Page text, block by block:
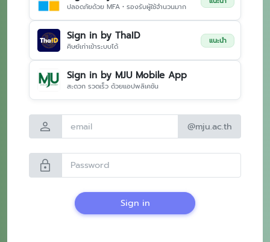
ปลอดภัยด้วย MFA • รองรับผู้ใช้จำนวนมาก
Sign in by ThaID
ศิษย์เก่าเข้าระบบได้
แนะนำ
Sign in by MJU Mobile App
สะดวก รวดเร็ว ด้วยแอปพลิเคชัน
person @mju.ac.th
lock
Sign in